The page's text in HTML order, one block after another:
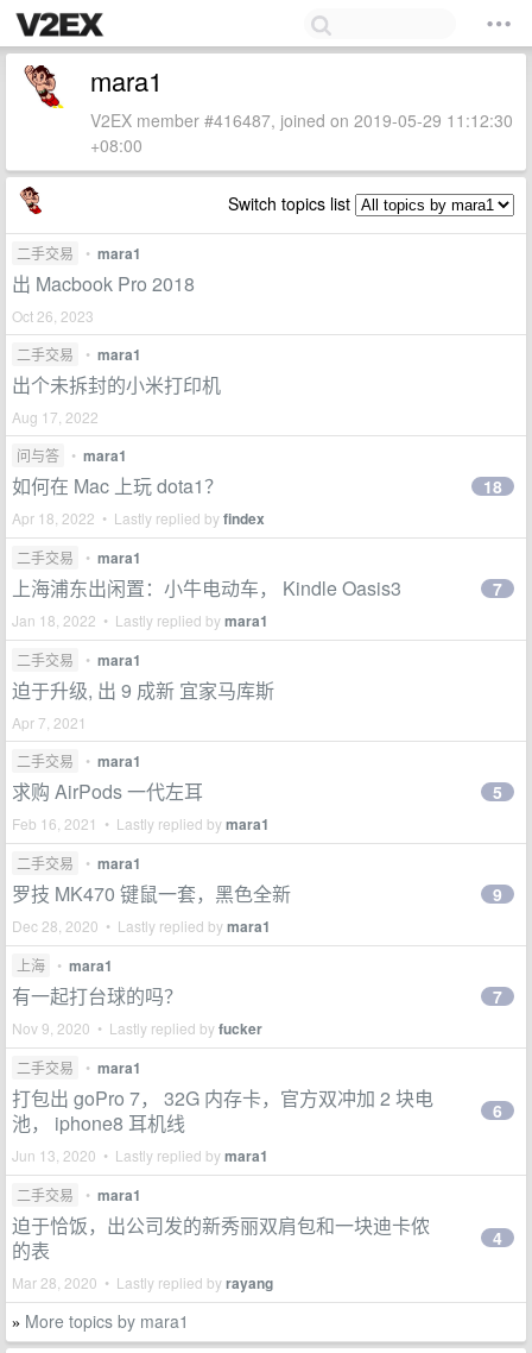
mara1
V2EX member #416487, joined on 2019-05-29 11:12:30
+08:00
Switch topics list
二手交易 • mara1
出 Macbook Pro 2018
Oct 26, 2023
二手交易
• mara1
出个未拆封的小米打印机
Aug 17, 2022
问与答
• mara1
如何在 Mac 上玩 dota1？
Apr 18, 2022 • Lastly replied byfindex
18
二手交易 • mara1
上海浦东出闲置：小牛电动车， Kindle Oasis3
Jan 18, 2022 • Lastly replied bymara1
7
二手交易 • mara1
迫于升级, 出 9 成新 宜家马库斯
Apr 7, 2021
二手交易
• mara1
求购 AirPods 一代左耳
Feb 16, 2021 • Lastly replied bymara1
5
二手交易 • mara1
罗技 MK470 键鼠一套，黑色全新
Dec 28, 2020 • Lastly replied bymara1
9
上海 • mara1
有一起打台球的吗？
Nov 9, 2020 • Lastly replied byfucker
7
二手交易 • mara1
打包出 goPro 7， 32G 内存卡，官方双冲加 2 块电
池， iphone8 耳机线
Jun 13, 2020 • Lastly replied bymara1
6
二手交易 • mara1
迫于恰饭，出公司发的新秀丽双肩包和一块迪卡侬
的表
Mar 28, 2020 • Lastly replied byrayang
4
» More topics by mara1